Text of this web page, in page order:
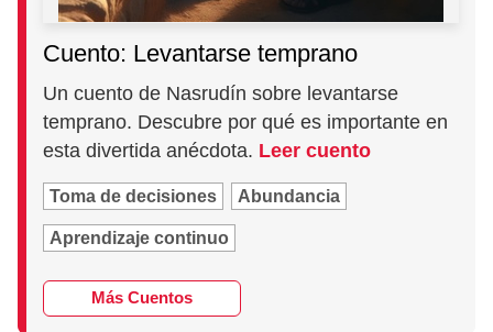
Cuento: Levantarse temprano
Un cuento de Nasrudín sobre levantarse
temprano. Descubre por qué es importante en
esta divertida anécdota. Leer cuento
Toma de decisiones Abundancia
Aprendizaje continuo
Más Cuentos